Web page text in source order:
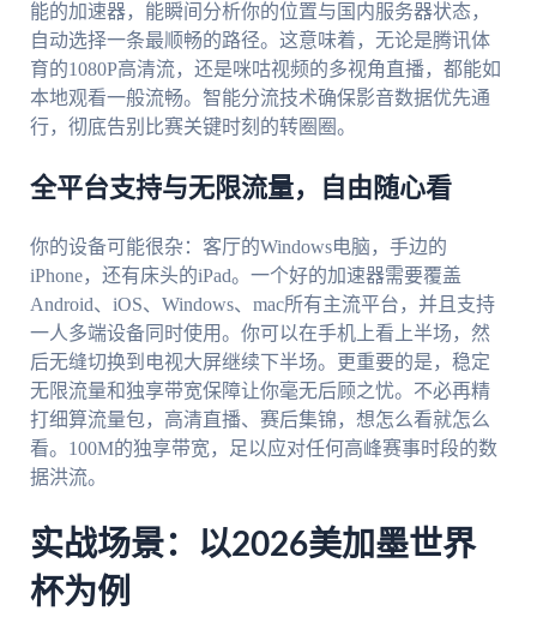
能的加速器，能瞬间分析你的位置与国内服务器状态，
自动选择一条最顺畅的路径。这意味着，无论是腾讯体
育的1080P高清流，还是咪咕视频的多视角直播，都能如
本地观看一般流畅。智能分流技术确保影音数据优先通
行，彻底告别比赛关键时刻的转圈圈。
全平台支持与无限流量，自由随心看
你的设备可能很杂：客厅的Windows电脑，手边的
iPhone，还有床头的iPad。一个好的加速器需要覆盖
Android、iOS、Windows、mac所有主流平台，并且支持
一人多端设备同时使用。你可以在手机上看上半场，然
后无缝切换到电视大屏继续下半场。更重要的是，稳定
无限流量和独享带宽保障让你毫无后顾之忧。不必再精
打细算流量包，高清直播、赛后集锦，想怎么看就怎么
看。100M的独享带宽，足以应对任何高峰赛事时段的数
据洪流。
实战场景：以2026美加墨世界
杯为例